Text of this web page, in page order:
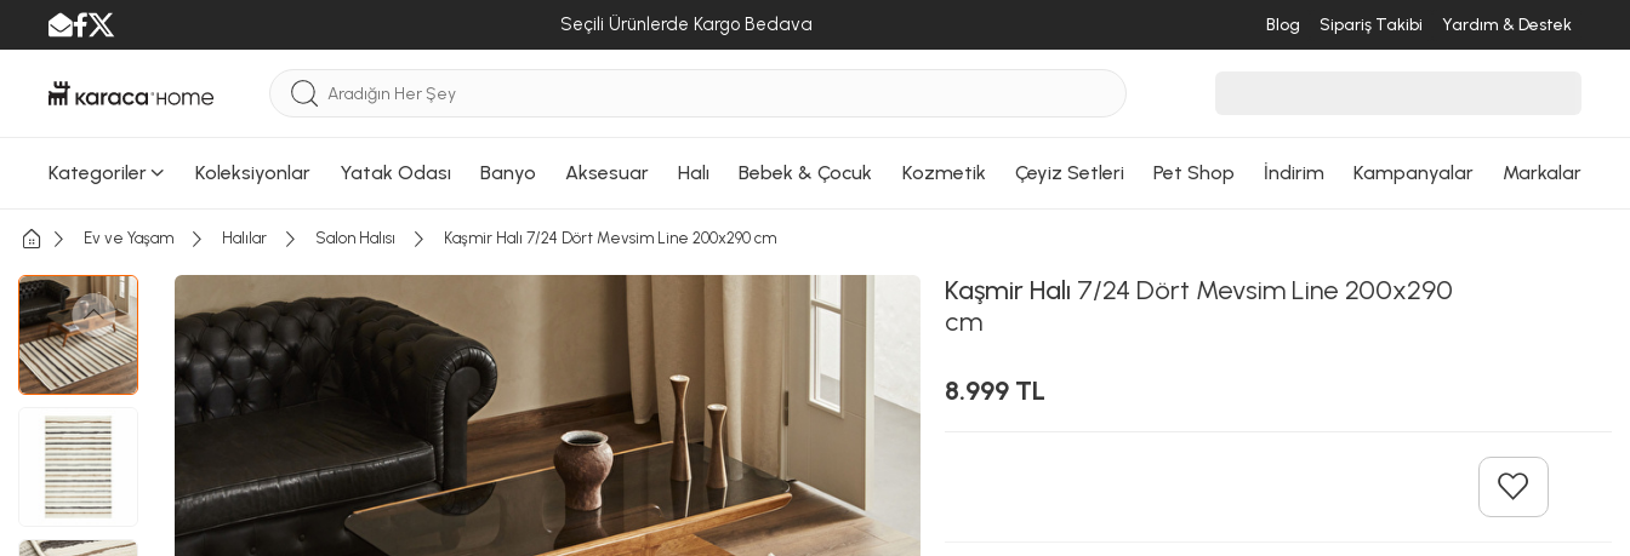
Seçili Ürünlerde Kargo Bedava Blog Sipariş Takibi Yardım & Destek
Kategoriler Koleksiyonlar Yatak Odası Banyo Aksesuar Halı Bebek & Çocuk Kozmetik Çeyiz Setleri Pet Shop İndirim Kampanyalar Markalar
Ev ve Yaşam Halılar Salon Halısı Kaşmir Halı 7/24 Dört Mevsim Line 200x290 cm
Kaşmir Halı 7/24 Dört Mevsim Line 200x290
cm
8.999 TL